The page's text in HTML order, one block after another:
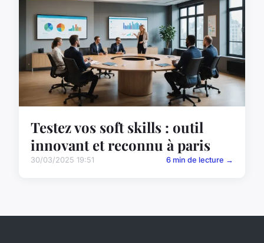
Testez vos soft skills : outil
innovant et reconnu à paris
30/03/2025 19:51 6 min de lecture →